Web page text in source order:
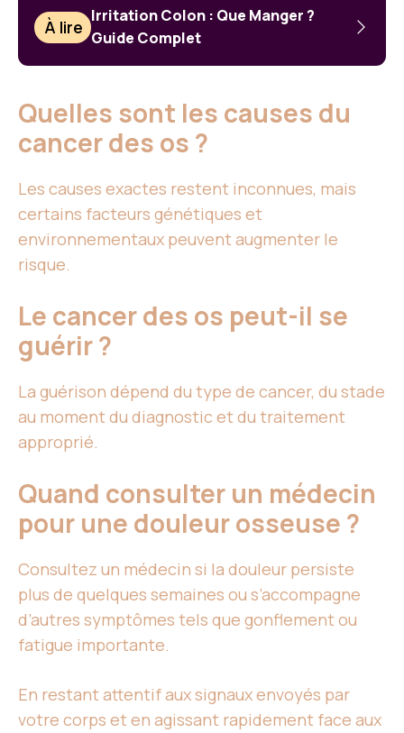
À lire
Irritation Colon : Que Manger ?
Guide Complet
Quelles sont les causes du
cancer des os ?
Les causes exactes restent inconnues, mais
certains facteurs génétiques et
environnementaux peuvent augmenter le
risque.
Le cancer des os peut-il se
guérir ?
La guérison dépend du type de cancer, du stade
au moment du diagnostic et du traitement
approprié.
Quand consulter un médecin
pour une douleur osseuse ?
Consultez un médecin si la douleur persiste
plus de quelques semaines ou s’accompagne
d’autres symptômes tels que gonflement ou
fatigue importante.
En restant attentif aux signaux envoyés par
votre corps et en agissant rapidement face aux